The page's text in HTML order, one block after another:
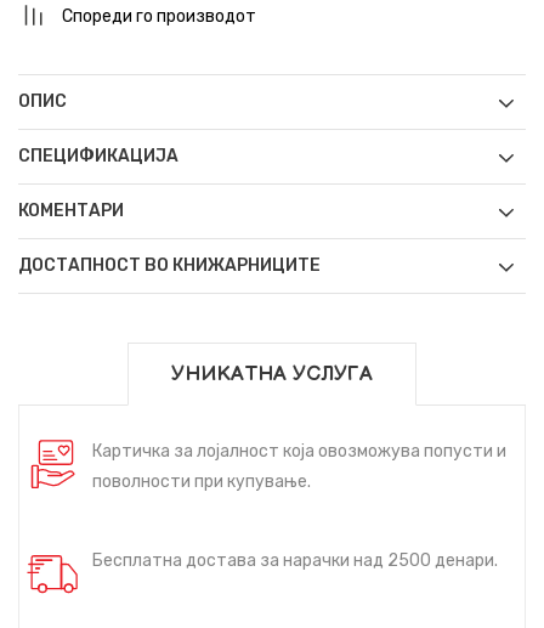
Спореди го производот
ОПИС
СПЕЦИФИКАЦИЈА
КОМЕНТАРИ
ДОСТАПНОСТ ВО КНИЖАРНИЦИТЕ
УНИКАТНА УСЛУГА
Картичка за лојалност која овозможува попусти и
поволности при купување.
Бесплатна достава за нарачки над 2500 денари.